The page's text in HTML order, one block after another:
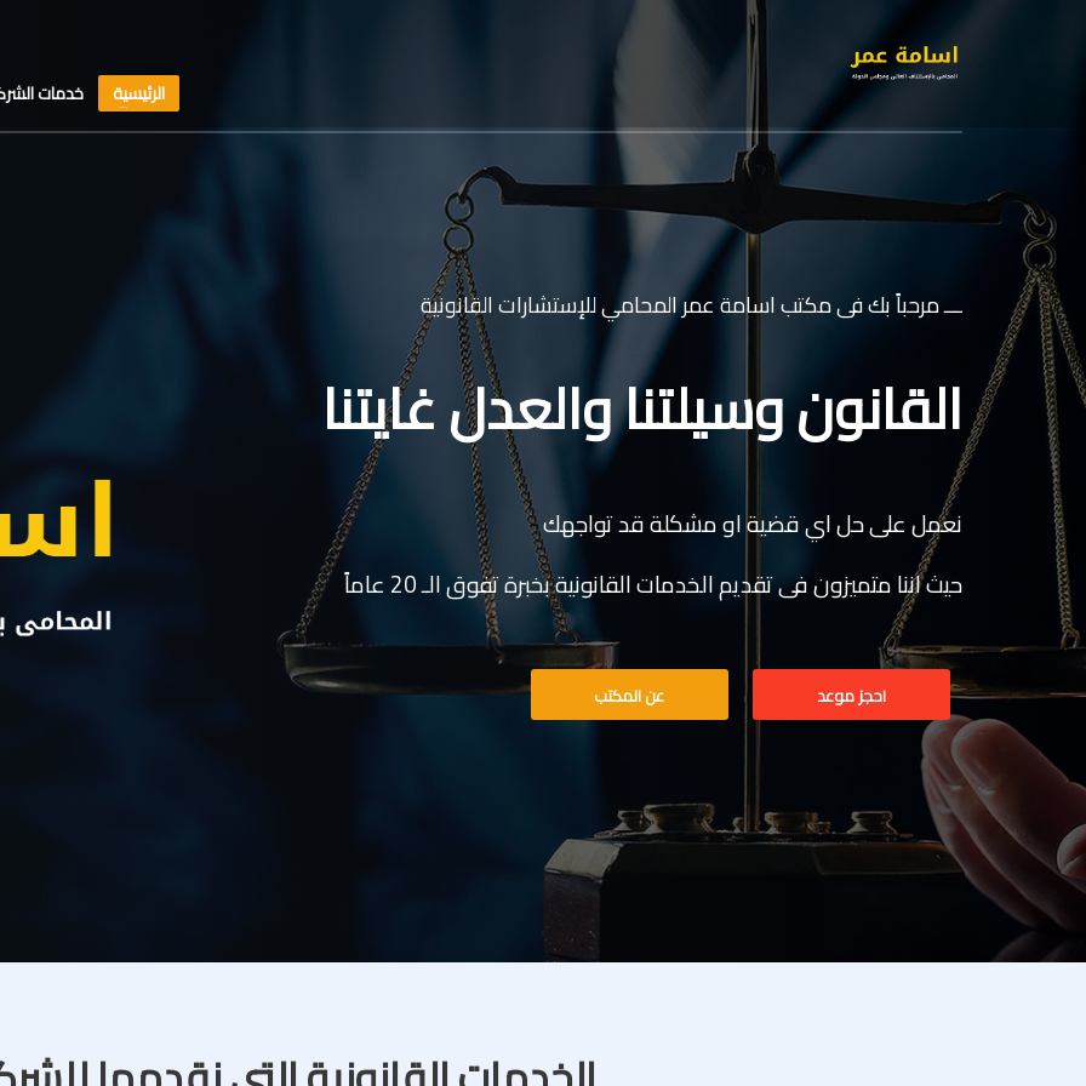
الرئيسية خدمات
ـــ مرحباً بك فى مكتب اسامة عمر المحامي للإستشارات القانونية
القانون وسيلتنا والعدل غايتنا
نعمل على حل اي قضية او مشكلة قد تواجهك
حيث اننا متميزون فى تقديم الخدمات القانونية بخبرة تفوق الـ 20 عاماً
احجز موعد عن المكتب